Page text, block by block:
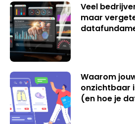
Veel
maar
Waarom
onzichtbaar
(en hoe je